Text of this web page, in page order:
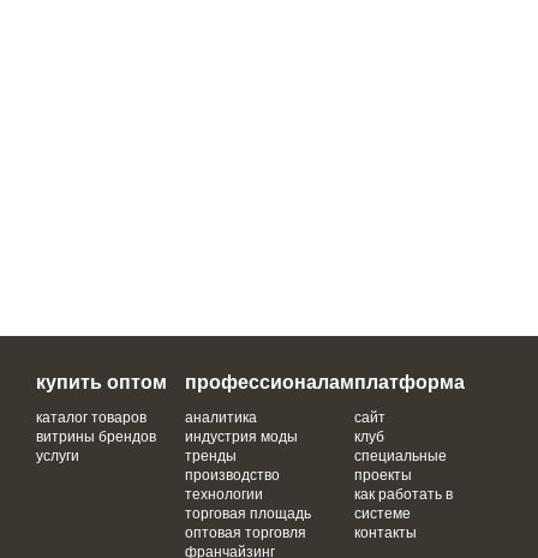
купить оптом
каталог товаров
витрины брендов
услуги
профессионалам
аналитика
индустрия моды
тренды
производство
технологии
торговая площадь
оптовая торговля
франчайзинг
платформа
сайт
клуб
специальные
проекты
как работать в
системе
контакты